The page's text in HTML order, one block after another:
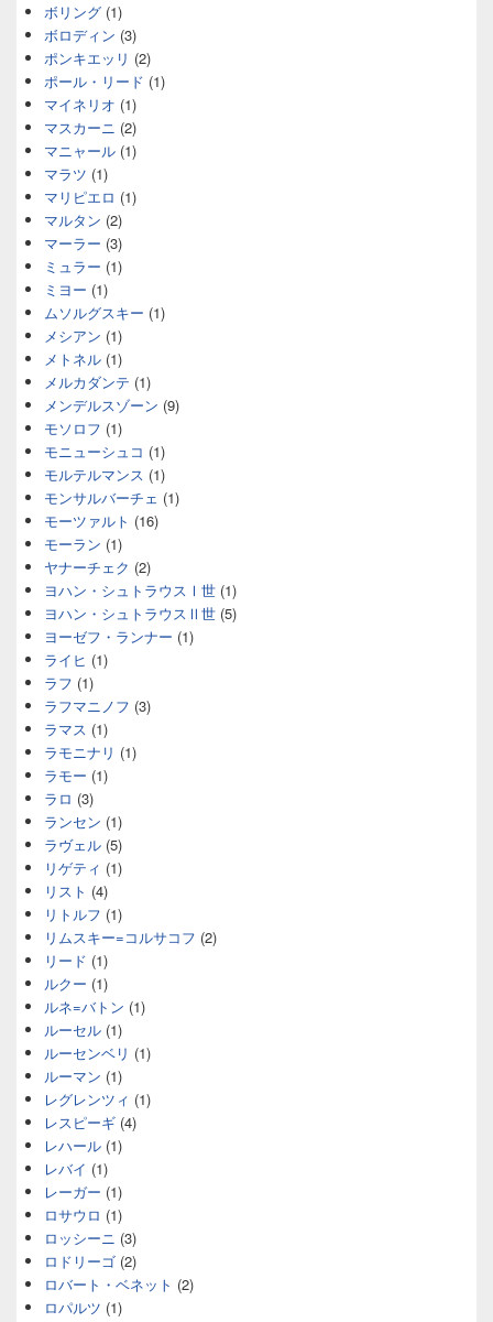
ボリング (1)
ボロディン (3)
ポンキエッリ (2)
ポール・リード (1)
マイネリオ (1)
マスカーニ (2)
マニャール (1)
マラツ (1)
マリピエロ (1)
マルタン (2)
マーラー (3)
ミュラー (1)
ミヨー (1)
ムソルグスキー (1)
メシアン (1)
メトネル (1)
メルカダンテ (1)
メンデルスゾーン (9)
モソロフ (1)
モニューシュコ (1)
モルテルマンス (1)
モンサルバーチェ (1)
モーツァルト (16)
モーラン (1)
ヤナーチェク (2)
ヨハン・シュトラウスⅠ世 (1)
ヨハン・シュトラウスⅡ世 (5)
ヨーゼフ・ランナー (1)
ライヒ (1)
ラフ (1)
ラフマニノフ (3)
ラマス (1)
ラモニナリ (1)
ラモー (1)
ラロ (3)
ランセン (1)
ラヴェル (5)
リゲティ (1)
リスト (4)
リトルフ (1)
リムスキー=コルサコフ (2)
リード (1)
ルクー (1)
ルネ=バトン (1)
ルーセル (1)
ルーセンベリ (1)
ルーマン (1)
レグレンツィ (1)
レスピーギ (4)
レハール (1)
レバイ (1)
レーガー (1)
ロサウロ (1)
ロッシーニ (3)
ロドリーゴ (2)
ロバート・ベネット (2)
ロパルツ (1)